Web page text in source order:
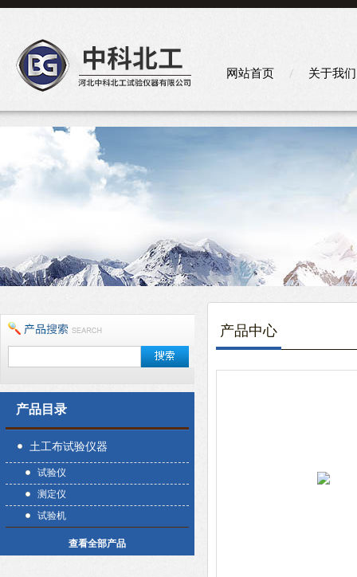
网站首页 关于我们
产品目录
土工布试验仪器
试验仪
测定仪
试验机
查看全部产品
产品中心